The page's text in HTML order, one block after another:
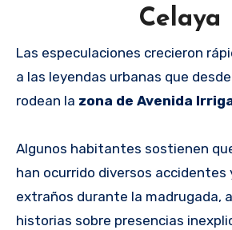
Celaya
Las especulaciones crecieron
a las leyendas urbanas que
rodean la zona de Avenida
Algunos habitantes sostienen
han ocurrido diversos accidentes
extraños durante la madrugada,
historias sobre presencias